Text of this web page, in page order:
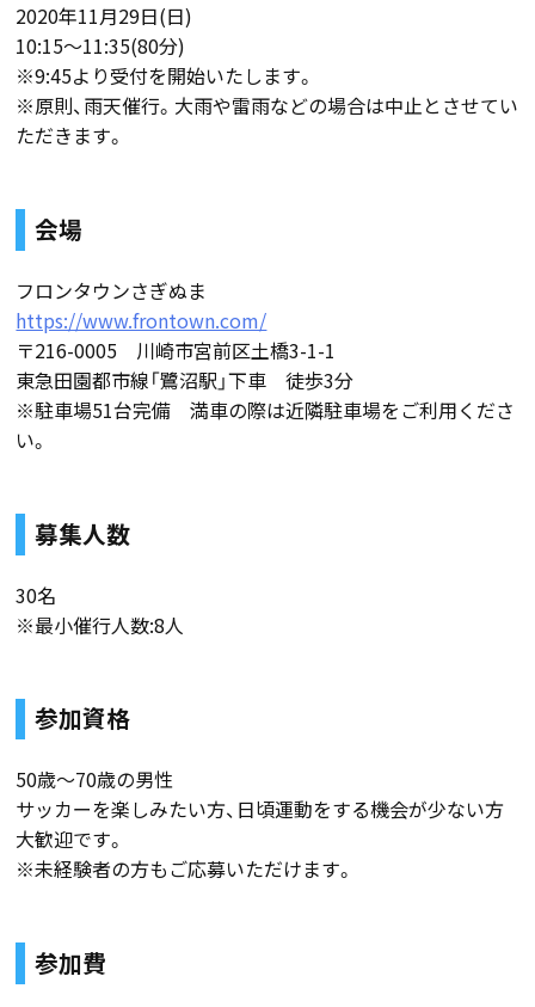
2020年11月29日(日)
10:15～11:35(80分)
※9:45より受付を開始いたします。
※原則、雨天催行。大雨や雷雨などの場合は中止とさせてい
ただきます。
会場
フロンタウンさぎぬま
https://www.frontown.com/
〒216-0005 川崎市宮前区土橋3-1-1
東急田園都市線「鷺沼駅」下車 徒歩3分
※駐車場51台完備 満車の際は近隣駐車場をご利用くださ
い。
募集人数
30名
※最小催行人数:8人
参加資格
50歳～70歳の男性
サッカーを楽しみたい方、日頃運動をする機会が少ない方
大歓迎です。
※未経験者の方もご応募いただけます。
参加費